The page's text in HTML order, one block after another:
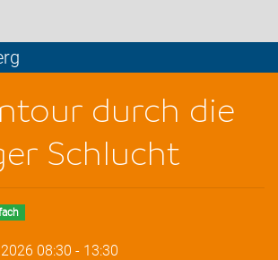
durch die
Schlucht
08:30 - 13:30